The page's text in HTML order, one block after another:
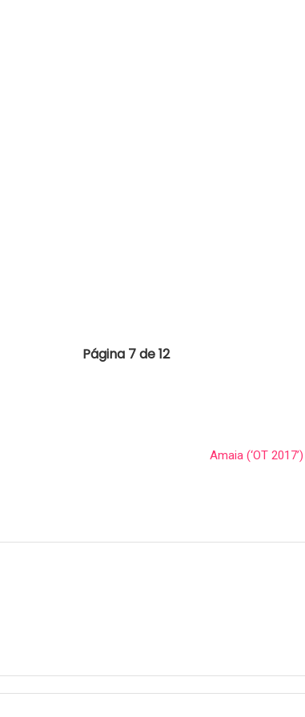
Página 7 de 12
Amaia (‘OT